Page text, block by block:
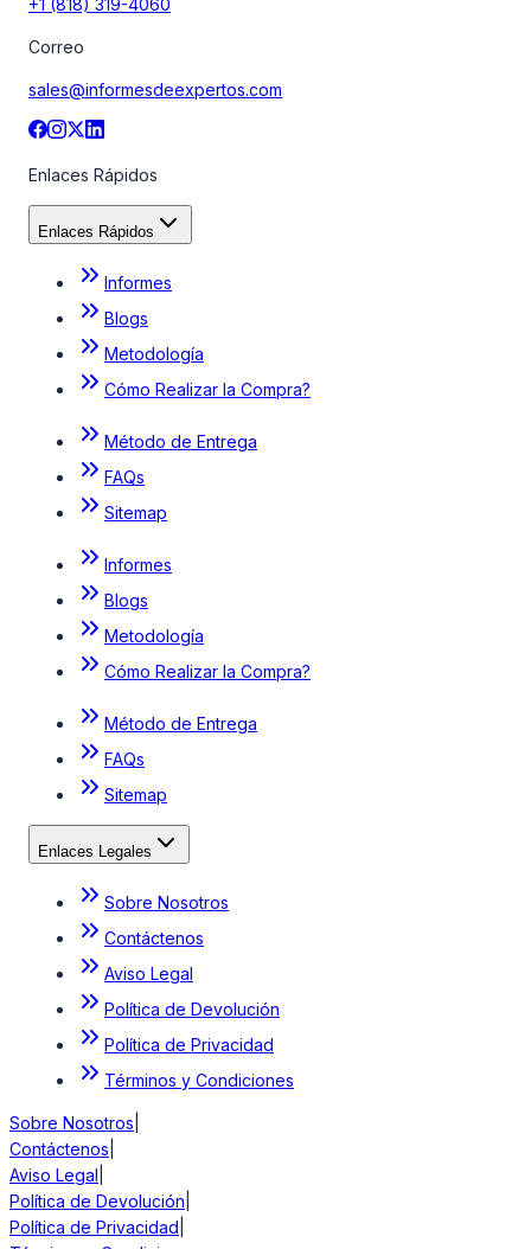
+1 (818) 319-4060
Correo
sales@informesdeexpertos.com
Enlaces Rápidos
Enlaces Rápidos
Informes
Blogs
Metodología
Cómo Realizar la Compra?
Método de Entrega
FAQs
Sitemap
Informes
Blogs
Metodología
Cómo Realizar la Compra?
Método de Entrega
FAQs
Sitemap
Enlaces Legales
Sobre Nosotros
Contáctenos
Aviso Legal
Política de Devolución
Política de Privacidad
Términos y Condiciones
Sobre Nosotros
Contáctenos
Aviso Legal
Política de Devolución
Política de Privacidad